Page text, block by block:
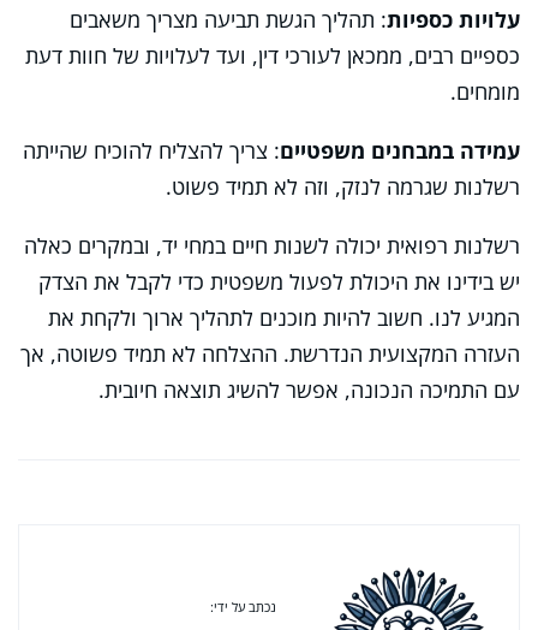
עלויות כספיות: תהליך הגשת תביעה מצריך משאבים
כספיים רבים, ממכאן לעורכי דין, ועד לעלויות של חוות דעת
מומחים.
עמידה במבחנים משפטיים: צריך להצליח להוכיח שהייתה
רשלנות שגרמה לנזק, וזה לא תמיד פשוט.
רשלנות רפואית יכולה לשנות חיים במחי יד, ובמקרים כאלה
יש בידינו את היכולת לפעול משפטית כדי לקבל את הצדק
המגיע לנו. חשוב להיות מוכנים לתהליך ארוך ולקחת את
העזרה המקצועית הנדרשת. ההצלחה לא תמיד פשוטה, אך
עם התמיכה הנכונה, אפשר להשיג תוצאה חיובית.
נכתב על ידי: